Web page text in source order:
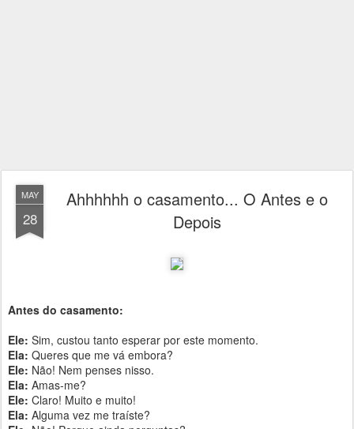
MAY
28
Ahhhhhh o casamento... O Antes e o
Depois
Antes do casamento:
Ele: Sim, custou tanto esperar por este momento.
Ela: Queres que me vá embora?
Ele: Não! Nem penses nisso.
Ela: Amas-me?
Ele: Claro! Muito e muito!
Ela: Alguma vez me traíste?